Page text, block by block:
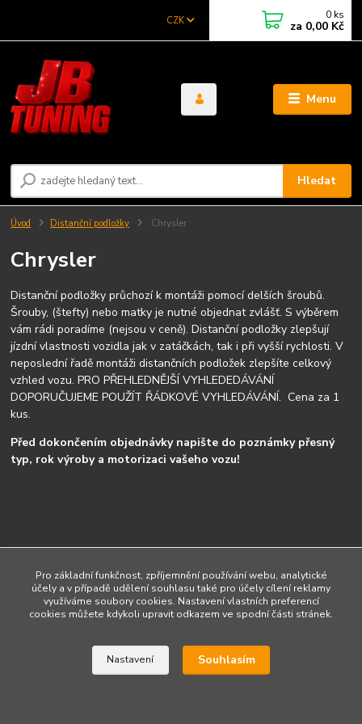
Menu
CZK
Hledat
0 ks
za 0,00 Kč
Úvod Distanční podložky Chrysler
Chrysler
Distanční podložky průchozí k montáži pomocí delších šroubů.
Šrouby, (štefty) nebo matky je nutné objednat zvlášť. S výběrem
vám rádi poradíme (nejsou v ceně). Distanční podložky zlepšují
jízdní vlastnosti vozidla jak v zatáčkách, tak i při vyšší rychlosti. V
neposlední řadě montáži distančních podložek zlepšíte celkový
vzhled vozu. PRO PŘEHLEDNĚJŠÍ VYHLEDEDÁVÁNÍ
DOPORUČUJEME POUŽÍT ŘÁDKOVÉ VYHLEDÁVÁNÍ. Cena za 1
kus.
Před dokončením objednávky napište do poznámky přesný
typ, rok výroby a motorizaci vašeho vozu!
Upravit sběr cookies.
Vytvořeno na Eshop-rychle.cz
Pro základní funkčnost, zpříjemnění používání webu, analytické
účely a v případě udělení souhlasu také pro účely cílení reklamy
využíváme soubory cookies. Nastavení vlastních preferencí
cookies můžete kdykoli upravit odkazem ve spodní části stránek.
Nastavení Souhlasím